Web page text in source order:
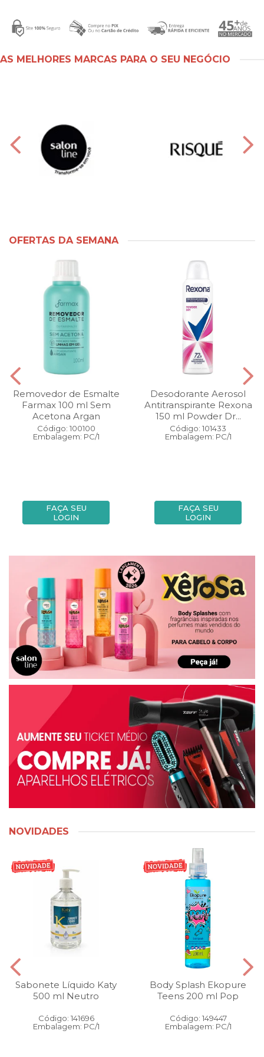
AS MELHORES MARCAS PARA O SEU NEGÓCIO
OFERTAS DA SEMANA
Removedor de Esmalte
Farmax 100 ml Sem
Acetona Argan
Código: 100100
Embalagem: PC/1
FAÇA SEU
LOGIN
Desodorante Aerosol
Antitranspirante Rexona
150 ml Powder Dr...
Código: 101433
Embalagem: PC/1
FAÇA SEU
LOGIN
NOVIDADES
Sabonete Líquido Katy
500 ml Neutro
Código: 141696
Embalagem: PC/1
Body Splash Ekopure
Teens 200 ml Pop
Código: 149447
Embalagem: PC/1